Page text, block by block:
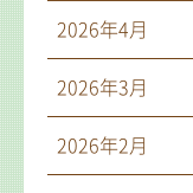
2026年4月
2026年3月
2026年2月